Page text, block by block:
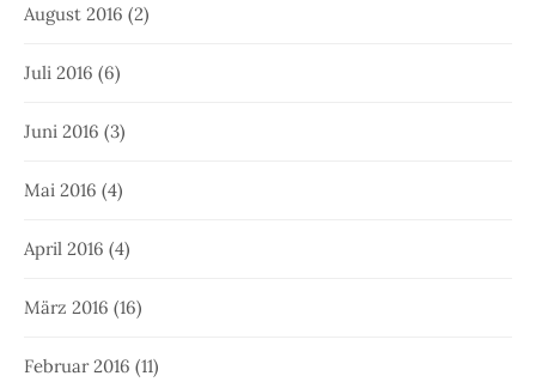
August 2016 (2)
Juli 2016 (6)
Juni 2016 (3)
Mai 2016 (4)
April 2016 (4)
März 2016 (16)
Februar 2016 (11)